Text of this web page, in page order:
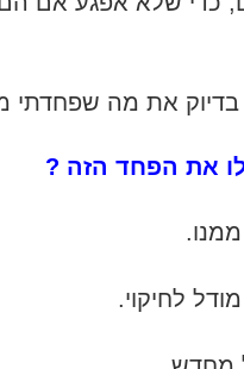
את מה שפחדתי
ממנו.
לחיקוי.